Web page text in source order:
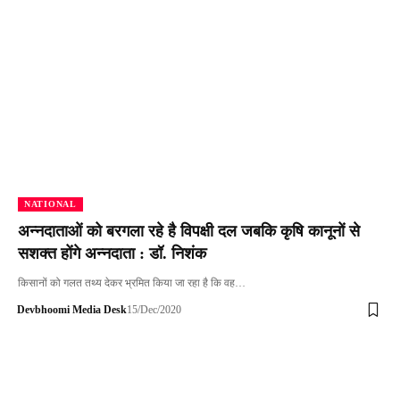
NATIONAL
अन्नदाताओं को बरगला रहे है विपक्षी दल जबकि कृषि कानूनों से
सशक्त होंगे अन्नदाता : डॉ. निशंक
किसानों को गलत तथ्य देकर भ्रमित किया जा रहा है कि वह…
Devbhoomi Media Desk15/Dec/2020